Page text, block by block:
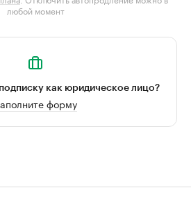
любой момент
как юридическое лицо?
форму